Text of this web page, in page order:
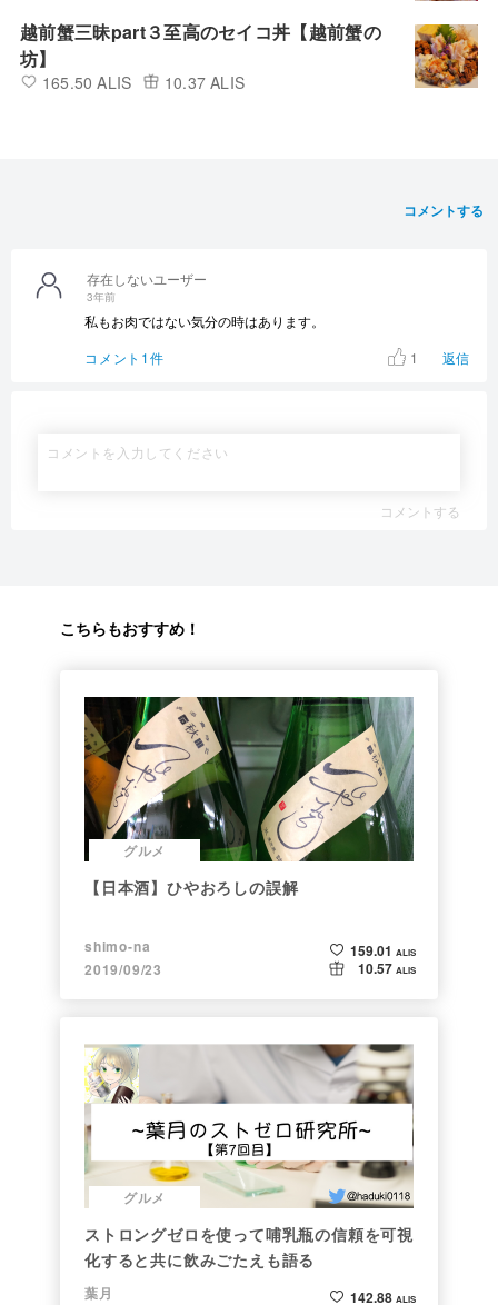
越前蟹三昧part３至高のセイコ丼【越前蟹の
坊】
165.50 ALIS 10.37 ALIS
コメントする
存在しないユーザー
3年前
私もお肉ではない気分の時はあります。
コメント1件
1 返信
コメントする
こちらもおすすめ！
グルメ
【日本酒】ひやおろしの誤解
shimo-na
2019/09/23
159.01 ALIS
10.57 ALIS
グルメ
ストロングゼロを使って哺乳瓶の信頼を可視
化すると共に飲みごたえも語る
葉月 142.88 ALIS